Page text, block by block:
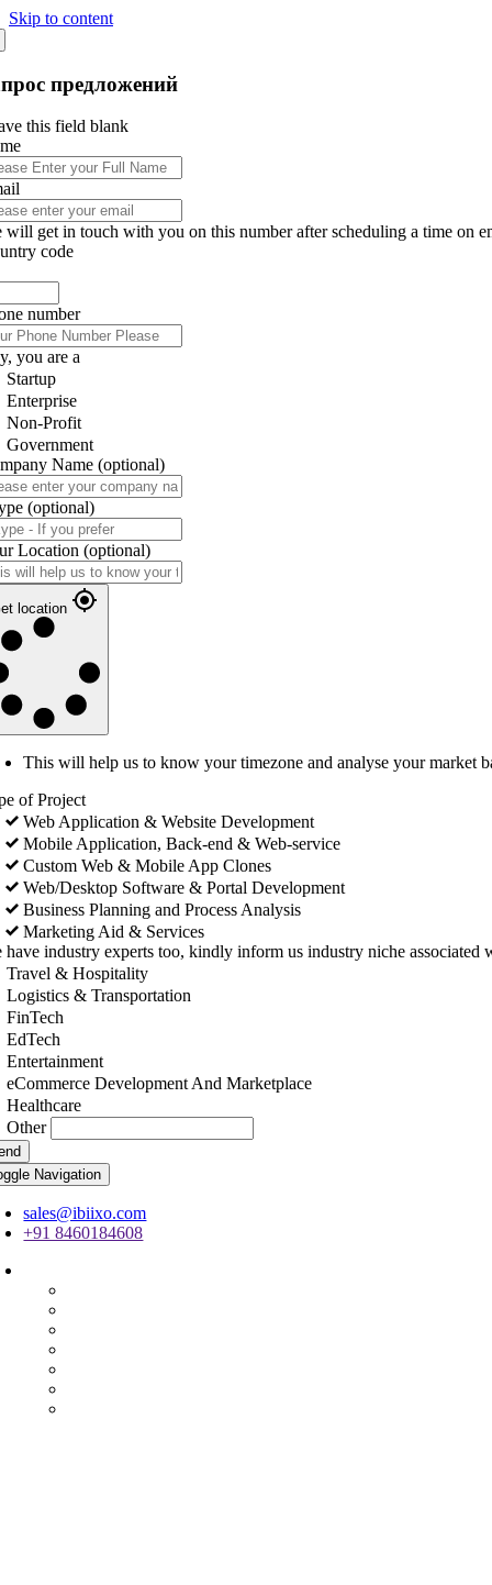
Skip to content
предложений
this field blank
will get in touch with you on this number after scheduling a time on
code
number
you are a
Startup
Enterprise
Non-Profit
Government
Name (optional)
(optional)
Location (optional)
location
This will help us to know your timezone and analyse your market
of Project
Web Application & Website Development
Mobile Application, Back-end & Web-service
Custom Web & Mobile App Clones
Web/Desktop Software & Portal Development
Business Planning and Process Analysis
Marketing Aid & Services
have industry experts too, kindly inform us industry niche associated
Travel & Hospitality
Logistics & Transportation
FinTech
EdTech
Entertainment
eCommerce Development And Marketplace
Healthcare
Other
Navigation
sales@ibiixo.com
+91 8460184608